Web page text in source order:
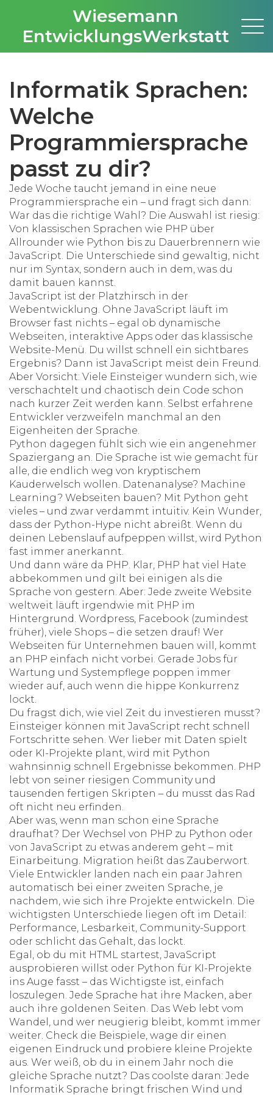
Wiesemann
EntwicklungsWerkstatt
Informatik Sprachen:
Welche
Programmiersprache
passt zu dir?
Jede Woche taucht jemand in eine neue
Programmiersprache ein – und fragt sich dann:
War das die richtige Wahl? Die Auswahl ist riesig:
Von klassischen Sprachen wie PHP über
Allrounder wie Python bis zu Dauerbrennern wie
JavaScript. Die Unterschiede sind gewaltig, nicht
nur im Syntax, sondern auch in dem, was du
damit bauen kannst.
JavaScript ist der Platzhirsch in der
Webentwicklung. Ohne JavaScript läuft im
Browser fast nichts – egal ob dynamische
Webseiten, interaktive Apps oder das klassische
Website-Menü. Du willst schnell ein sichtbares
Ergebnis? Dann ist JavaScript meist dein Freund.
Aber Vorsicht: Viele Einsteiger wundern sich, wie
verschachtelt und chaotisch dein Code schon
nach kurzer Zeit werden kann. Selbst erfahrene
Entwickler verzweifeln manchmal an den
Eigenheiten der Sprache.
Python dagegen fühlt sich wie ein angenehmer
Spaziergang an. Die Sprache ist wie gemacht für
alle, die endlich weg von kryptischem
Kauderwelsch wollen. Datenanalyse? Machine
Learning? Webseiten bauen? Mit Python geht
vieles – und zwar verdammt intuitiv. Kein Wunder,
dass der Python-Hype nicht abreißt. Wenn du
deinen Lebenslauf aufpeppen willst, wird Python
fast immer anerkannt.
Und dann wäre da PHP. Klar, PHP hat viel Hate
abbekommen und gilt bei einigen als die
Sprache von gestern. Aber: Jede zweite Website
weltweit läuft irgendwie mit PHP im
Hintergrund. Wordpress, Facebook (zumindest
früher), viele Shops – die setzen drauf! Wer
Webseiten für Unternehmen bauen will, kommt
an PHP einfach nicht vorbei. Gerade Jobs für
Wartung und Systempflege poppen immer
wieder auf, auch wenn die hippe Konkurrenz
lockt.
Du fragst dich, wie viel Zeit du investieren musst?
Einsteiger können mit JavaScript recht schnell
Fortschritte sehen. Wer lieber mit Daten spielt
oder KI-Projekte plant, wird mit Python
wahnsinnig schnell Ergebnisse bekommen. PHP
lebt von seiner riesigen Community und
tausenden fertigen Skripten – du musst das Rad
oft nicht neu erfinden.
Aber was, wenn man schon eine Sprache
draufhat? Der Wechsel von PHP zu Python oder
von JavaScript zu etwas anderem geht – mit
Einarbeitung. Migration heißt das Zauberwort.
Viele Entwickler landen nach ein paar Jahren
automatisch bei einer zweiten Sprache, je
nachdem, wie sich ihre Projekte entwickeln. Die
wichtigsten Unterschiede liegen oft im Detail:
Performance, Lesbarkeit, Community-Support
oder schlicht das Gehalt, das lockt.
Egal, ob du mit HTML startest, JavaScript
ausprobieren willst oder Python für KI-Projekte
ins Auge fasst – das Wichtigste ist, einfach
loszulegen. Jede Sprache hat ihre Macken, aber
auch ihre goldenen Seiten. Das Web lebt vom
Wandel, und wer neugierig bleibt, kommt immer
weiter. Check die Beispiele, wage dir einen
eigenen Eindruck und probiere kleine Projekte
aus. Wer weiß, ob du in einem Jahr noch die
gleiche Sprache nutzt? Das coolste daran: Jede
Informatik Sprache bringt frischen Wind und